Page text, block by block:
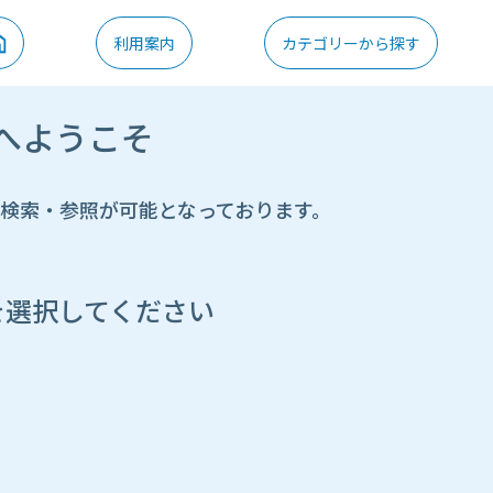
利用案内 カテゴリーから探す
ようこそ
・参照が可能となっております。
択してください